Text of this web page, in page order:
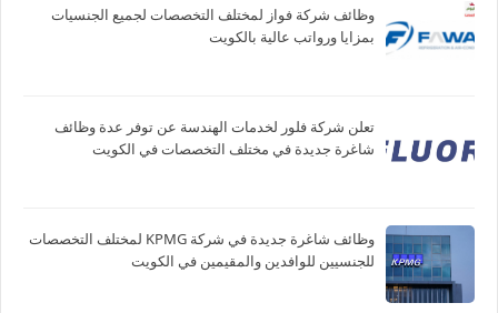
وظائف شركة فواز لمختلف التخصصات لجميع الجنسيات
بمزايا ورواتب عالية بالكويت
تعلن شركة فلور لخدمات الهندسة عن توفر عدة وظائف
شاغرة جديدة في مختلف التخصصات في الكويت
وظائف شاغرة جديدة في شركة ‏KPMG لمختلف التخصصات
للجنسيين للوافدين والمقيمين في الكويت